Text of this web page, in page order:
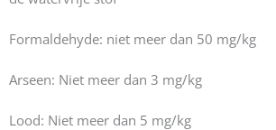
Formaldehyde: niet meer dan 50 mg/kg
Arseen: Niet meer dan 3 mg/kg
Lood: Niet meer dan 5 mg/kg